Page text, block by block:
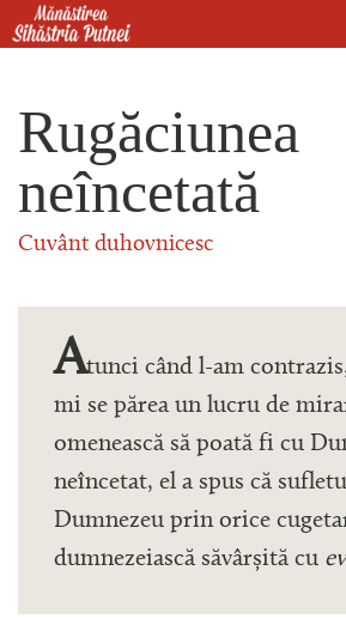
Mergi la conţinutul principal
Rugăciunea
neîncetată
Cuvânt duhovnicesc
Atunci când l-am
mi se părea un lucru de
omenească să poată fi cu
neîncetat, el a spus că
Dumnezeu prin orice
dumnezeiască săvârșită cu